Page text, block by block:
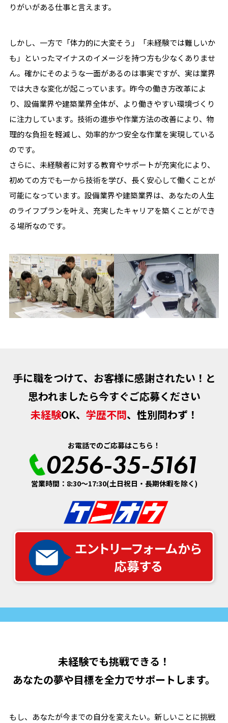
りがいがある仕事と言えます。
しかし、一方で「体力的に大変そう」「未経験では難しいか
も」といったマイナスのイメージを持つ方も少なくありませ
ん。確かにそのような一面があるのは事実ですが、実は業界
では大きな変化が起こっています。昨今の働き方改革によ
り、設備業界や建築業界全体が、より働きやすい環境づくり
に注力しています。技術の進歩や作業方法の改善により、物
理的な負担を軽減し、効率的かつ安全な作業を実現している
のです。
さらに、未経験者に対する教育やサポートが充実化により、
初めての方でも一から技術を学び、長く安心して働くことが
可能になっています。設備業界や建築業界は、あなたの人生
のライフプランを叶え、充実したキャリアを築くことができ
る場所なのです。
手に職をつけて、お客様に感謝されたい！と
思われましたら今すぐご応募ください
未経験OK、 学歴不問、性別問わず！
お電話でのご応募はこちら！
0256-35-5161
営業時間：8:30～17:30(土日祝日・長期休暇を除く)
未経験でも挑戦できる！
あなたの夢や目標を全力でサポートします。
もし、あなたが今までの自分を変えたい。新しいことに挑戦